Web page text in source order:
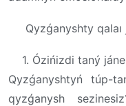
Qyzǵanyshty qalaı
1. Ózińizdi taný
Qyzǵanyshtyń túp-
qyzǵanysh